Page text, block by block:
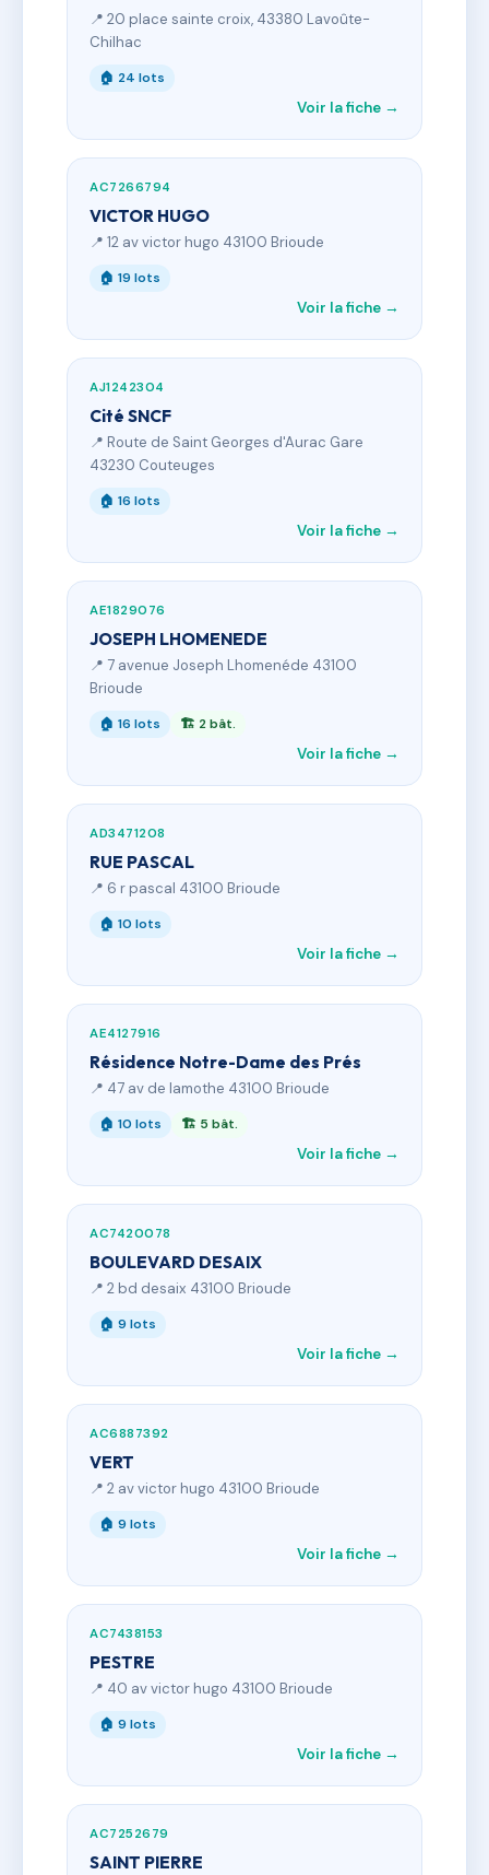
📍 20 place sainte croix, 43380 Lavoûte-
Chilhac
🏠 24 lots
Voir la fiche →
AC7266794
VICTOR HUGO
📍 12 av victor hugo 43100 Brioude
🏠 19 lots
Voir la fiche →
AJ1242304
Cité SNCF
📍 Route de Saint Georges d'Aurac Gare
43230 Couteuges
🏠 16 lots
Voir la fiche →
AE1829076
JOSEPH LHOMENEDE
📍 7 avenue Joseph Lhomenéde 43100
Brioude
🏠 16 lots 🏗 2 bât.
Voir la fiche →
AD3471208
RUE PASCAL
📍 6 r pascal 43100 Brioude
🏠 10 lots
Voir la fiche →
AE4127916
Résidence Notre-Dame des Prés
📍 47 av de lamothe 43100 Brioude
🏠 10 lots 🏗 5 bât.
Voir la fiche →
AC7420078
BOULEVARD DESAIX
📍 2 bd desaix 43100 Brioude
🏠 9 lots
Voir la fiche →
AC6887392
VERT
📍 2 av victor hugo 43100 Brioude
🏠 9 lots
Voir la fiche →
AC7438153
PESTRE
📍 40 av victor hugo 43100 Brioude
🏠 9 lots
Voir la fiche →
AC7252679
SAINT PIERRE